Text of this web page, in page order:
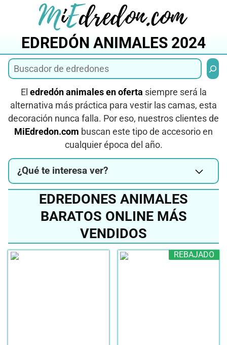
EDREDÓN ANIMALES 2024
El edredón animales en oferta siempre será la
alternativa más práctica para vestir las camas, esta
decoración nunca falla. Por eso, nuestros clientes de
MiEdredon.com buscan este tipo de accesorio en
cualquier época del año.
¿Qué te interesa ver?
EDREDONES ANIMALES
BARATOS ONLINE MÁS
VENDIDOS
REBAJADO